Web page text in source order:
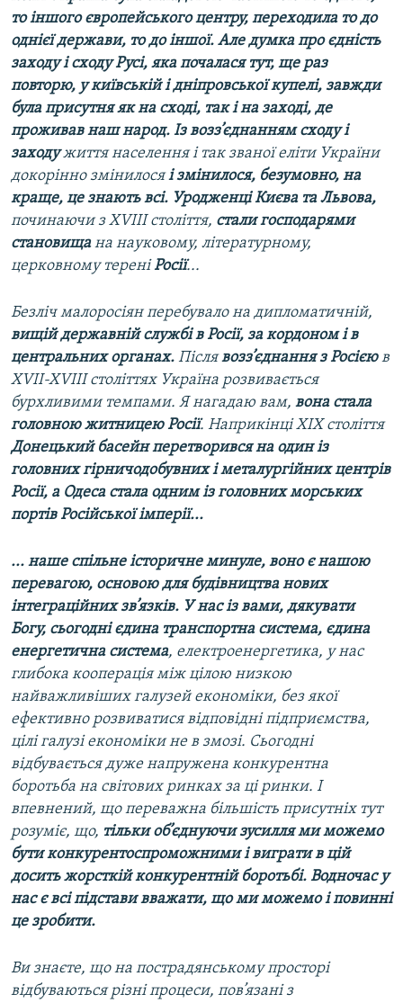
то іншого європейського центру, переходила то до
однієї держави, то до іншої. Але думка про єдність
заходу і сходу Русі, яка почалася тут, ще раз
повторю, у київській і дніпровської купелі, завжди
була присутня як на сході, так і на заході, де
проживав наш народ. Із возз’єднанням сходу і
заходужиття населення і так званої еліти України
докорінно змінилосяі змінилося, безумовно, на
краще, це знають всі. Уродженці Києва та Львова,
починаючи з ХVIII століття, стали господарями
становищана науковому, літературному,
церковному тереніРосії...
Безліч малоросіян перебувало на дипломатичній,
вищій державній службі в Росії, за кордоном і в
центральних органах. Післявозз’єднання з Росієюв
XVII-XVIII століттях Україна розвивається
бурхливими темпами. Я нагадаю вам, вона стала
головною житницею Росії. Наприкінці ХIХ століття
Донецький басейн перетворився на один із
головних гірничодобувних і металургійних центрів
Росії, а Одеса стала одним із головних морських
портів Російської імперії...
... наше спільне історичне минуле, воно є нашою
перевагою, основою для будівництва нових
інтеграційних зв’язків. У нас із вами, дякувати
Богу, сьогодні єдина транспортна система, єдина
енергетична система, електроенергетика, у нас
глибока кооперація між цілою низкою
найважливіших галузей економіки, без якої
ефективно розвиватися відповідні підприємства,
цілі галузі економіки не в змозі. Сьогодні
відбувається дуже напружена конкурентна
боротьба на світових ринках за ці ринки. І
впевнений, що переважна більшість присутніх тут
розуміє, що, тільки об’єднуючи зусилля ми можемо
бути конкурентоспроможними і виграти в цій
досить жорсткій конкурентній боротьбі. Водночас у
нас є всі підстави вважати, що ми можемо і повинні
це зробити.
Ви знаєте, що на пострадянському просторі
відбуваються різні процеси, пов’язані з